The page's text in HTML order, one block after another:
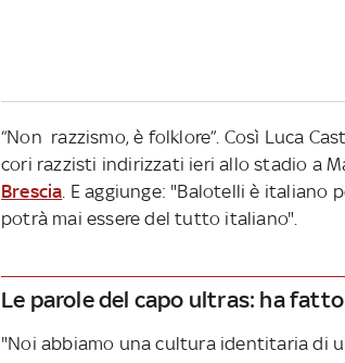
“Non razzismo, è folklore”. Così Luca
cori razzisti indirizzati ieri allo stadio a
Brescia . E aggiunge: "Balotelli è
potrà mai essere del tutto italiano".
Le parole del capo ultras: ha
"Noi abbiamo una cultura identitaria di